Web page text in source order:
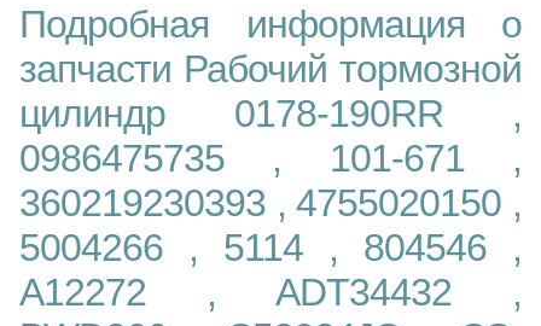
Подробная информация о
запчасти Рабочий тормозной
цилиндр 0178-190RR ,
0986475735 , 101-671 ,
360219230393 , 4755020150 ,
5004266 , 5114 , 804546 ,
A12272 , ADT34432 ,